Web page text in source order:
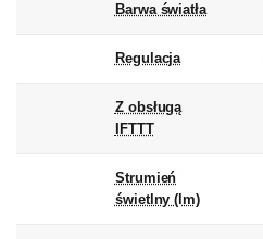
Barwa światła
Regulacja
Z obsługą
IFTTT
Strumień
świetlny (lm)